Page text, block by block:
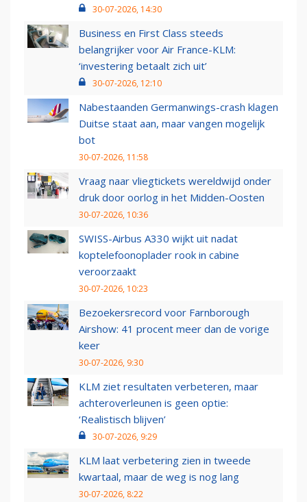
30-07-2026, 14:30
Business en First Class steeds
belangrijker voor Air France-KLM:
‘investering betaalt zich uit’
30-07-2026, 12:10
Nabestaanden Germanwings-crash klagen
Duitse staat aan, maar vangen mogelijk
bot
30-07-2026, 11:58
Vraag naar vliegtickets wereldwijd onder
druk door oorlog in het Midden-Oosten
30-07-2026, 10:36
SWISS-Airbus A330 wijkt uit nadat
koptelefoonoplader rook in cabine
veroorzaakt
30-07-2026, 10:23
Bezoekersrecord voor Farnborough
Airshow: 41 procent meer dan de vorige
keer
30-07-2026, 9:30
KLM ziet resultaten verbeteren, maar
achteroverleunen is geen optie:
‘Realistisch blijven’
30-07-2026, 9:29
KLM laat verbetering zien in tweede
kwartaal, maar de weg is nog lang
30-07-2026, 8:22